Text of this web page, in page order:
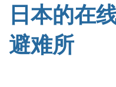
日本的在
避难所